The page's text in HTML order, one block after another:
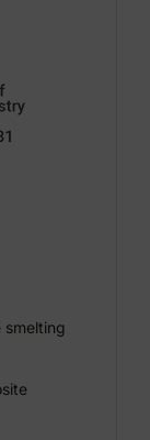
smelting